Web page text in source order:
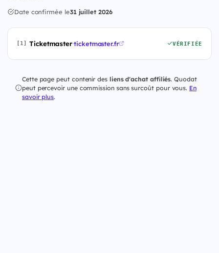
Date confirmée le31 juillet 2026
[1] Ticketmaster·ticketmaster.fr VÉRIFIÉE
Cette page peut contenir des liens d'achat affiliés. Quodat
peut percevoir une commission sans surcoût pour vous. En
savoir plus.